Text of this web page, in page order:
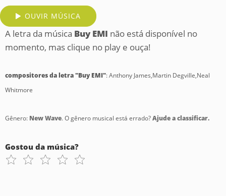
OUVIR MÚSICA
A letra da música Buy EMI não está disponível no
momento, mas clique no play e ouça!
compositores da letra "Buy EMI": Anthony James,Martin Degville,Neal
Whitmore
Gênero: New Wave. O gênero musical está errado?Ajude a classificar.
Gostou da música?